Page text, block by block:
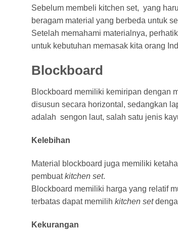
Sebelum membeli kitchen set, yang
beragam material yang berbeda untuk
Setelah memahami materialnya,
untuk kebutuhan memasak kita orang
Blockboard
Blockboard memiliki kemiripan dengan
disusun secara horizontal, sedangkan
adalah sengon laut, salah satu jenis
Kelebihan
Material blockboard juga memiliki
pembuatkitchen set.
Blockboard memiliki harga yang relatif
terbatas dapat memilih kitchen set
Kekurangan